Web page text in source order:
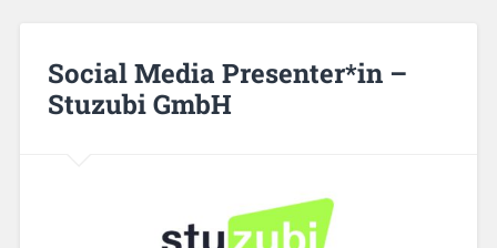
Social Media Presenter*in –
Stuzubi GmbH